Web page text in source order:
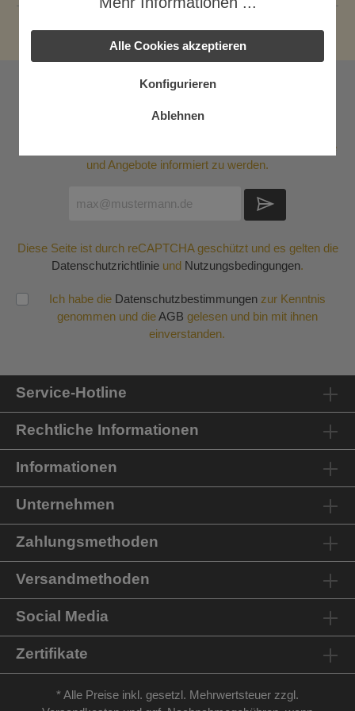
erscheinenden Newsletter, um rechtzeitig über neue Produkte
und Angebote informiert zu werden.
Diese Seite ist durch reCAPTCHA geschützt und es gelten die
Datenschutzrichtlinie und Nutzungsbedingungen.
Ich habe die Datenschutzbestimmungenzur Kenntnis
genommen und dieAGB gelesen und bin mit ihnen
einverstanden.
Service-Hotline
Rechtliche Informationen
Informationen
Unternehmen
Zahlungsmethoden
Versandmethoden
Social Media
Zertifikate
* Alle Preise inkl. gesetzl. Mehrwertsteuer zzgl.
Alle Cookies akzeptieren
Konfigurieren
Ablehnen